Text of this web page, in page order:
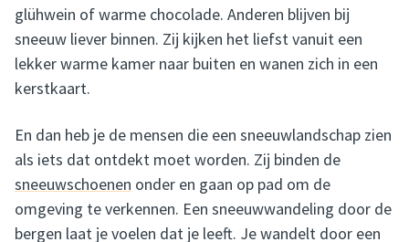
glühwein of warme chocolade. Anderen blijven bij
sneeuw liever binnen. Zij kijken het liefst vanuit een
lekker warme kamer naar buiten en wanen zich in een
kerstkaart.
En dan heb je de mensen die een sneeuwlandschap zien
als iets dat ontdekt moet worden. Zij binden de
sneeuwschoenen onder en gaan op pad om de
omgeving te verkennen. Een sneeuwwandeling door de
bergen laat je voelen dat je leeft. Je wandelt door een